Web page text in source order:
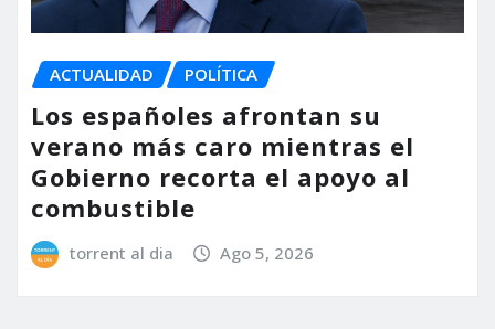
ACTUALIDAD POLÍTICA
Los españoles afrontan su
verano más caro mientras el
Gobierno recorta el apoyo al
combustible
torrent al dia Ago 5, 2026